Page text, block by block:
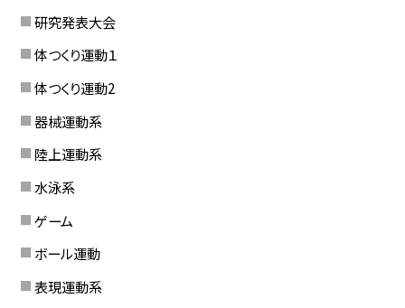
研究発表大会
体つくり運動１
体つくり運動2
器械運動系
陸上運動系
水泳系
ゲーム
ボール運動
表現運動系